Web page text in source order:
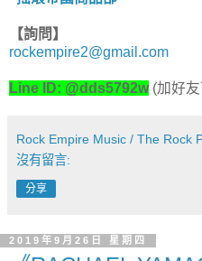
【詢問】
rockempire2@gmail.com
Line ID: @dds5792w(加好友
Rock Empire Music / The Rock
沒有留言:
分享
2019年9月26日 星期四